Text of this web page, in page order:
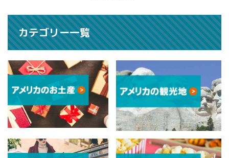
カテゴリー一覧